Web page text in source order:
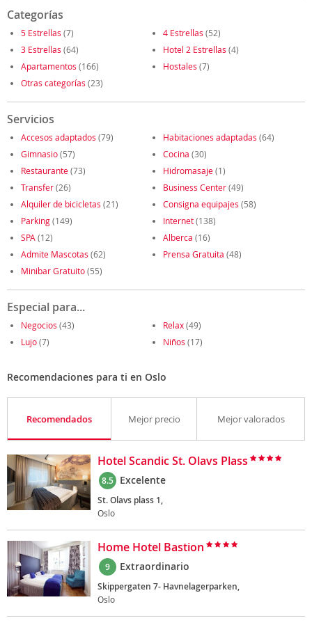
Categorías
5 Estrellas (7) 4 Estrellas (52)
3 Estrellas (64) Hotel 2 Estrellas (4)
Apartamentos (166) Hostales (7)
Otras categorías (23)
Servicios
Accesos adaptados (79) Habitaciones adaptadas (64)
Gimnasio(57) Cocina (30)
Restaurante(73) Hidromasaje(1)
Transfer(26) Business Center(49)
Alquiler de bicicletas (21) Consigna equipajes (58)
Parking(149) Internet(138)
SPA (12) Alberca (16)
Admite Mascotas (62) Prensa Gratuita (48)
Minibar Gratuito(55)
Especial para...
Negocios (43) Relax(49)
Lujo(7) Niños (17)
Recomendaciones para ti en Oslo
Recomendados Mejor precio Mejor valorados
Hotel Scandic St. Olavs Plass
8.5 Excelente
St. Olavs plass 1,
Oslo
Home Hotel Bastion
9 Extraordinario
Skippergaten 7- Havnelagerparken,
Oslo